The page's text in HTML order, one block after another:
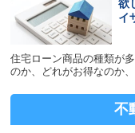
欲
イ
住宅ローン商品の種類が
のか、どれがお得なのか
不